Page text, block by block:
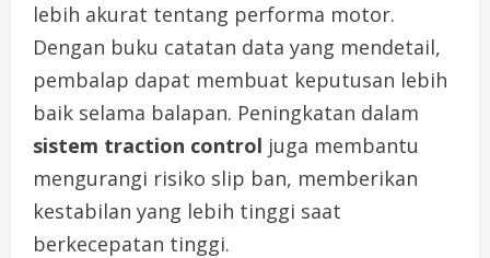
lebih akurat tentang performa motor.
Dengan buku catatan data yang mendetail,
pembalap dapat membuat keputusan lebih
baik selama balapan. Peningkatan dalam
sistem traction control juga membantu
mengurangi risiko slip ban, memberikan
kestabilan yang lebih tinggi saat
berkecepatan tinggi.